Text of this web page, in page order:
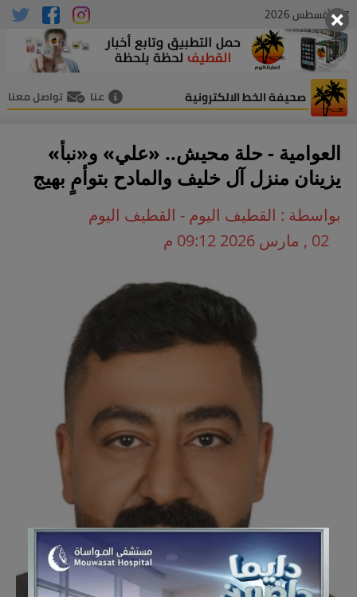
07 , أغسطس 2026
صحيفة الخط الالكترونية عنا تواصل معنا
العوامية - حلة محيش.. «علي» و«نبأ»
يزينان منزل آل خليف والمادح بتوأمٍ بهيج
بواسطة : القطيف اليوم - القطيف اليوم
02 , مارس 2026 09:12 م